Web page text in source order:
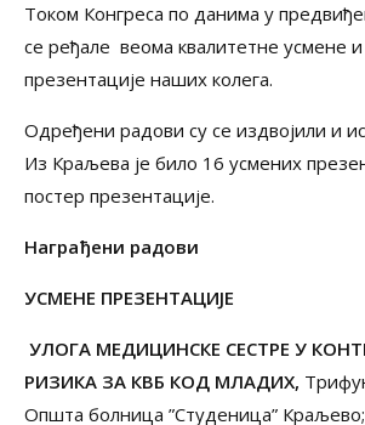
Током Конгреса по данима у
се ређале веома квалитетне усмене
презентације наших колега.
Одређени радови су се издвојили и
Из Краљева је било 16 усмених
постер презентације.
Награђени радови
УСМЕНЕ ПРЕЗЕНТАЦИЈЕ
УЛОГА МЕДИЦИНСКЕ СЕСТРЕ У
РИЗИКА ЗА КВБ КОД МЛАДИХ,
Општа болница ”Студеница” Краљево;